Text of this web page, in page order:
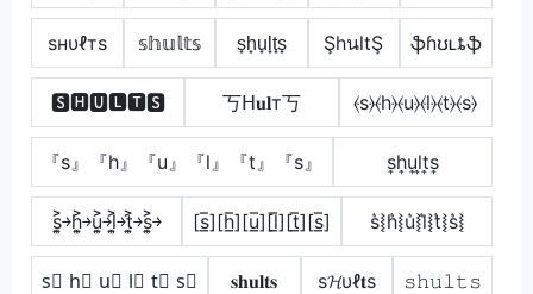
ѕнυℓтѕ 𝕤𝕙𝕦𝕝𝕥𝕤 s̟h̟u̟l̟t̟s̟ ŞhนltŞ ֆɦʊʟȶֆ
🆂🅷🆄🅻🆃🆂 丂ᕼ𝐮𝐥т丂 ⦑s⦒⦑h⦒⦑u⦒⦑l⦒⦑t⦒⦑s⦒
『s』『h』『u』『l』『t』『s』 s͎h͎u͎l͎t͎s͎
s͎͍͐￫h͎͍͐￫u͎͍͐￫l͎͍͐￫t͎͍͐￫s͎͍͐￫ [s̲̅][h̲̅][u̲̅][l̲̅][t̲̅][s̲̅] s͛⦚h͛⦚u͛⦚l͛⦚t͛⦚s͛⦚
s⃣ h⃣ u⃣ l⃣ t⃣ s⃣ 𝐬𝐡𝐮𝐥𝐭𝐬 ѕ𝓗υℓ𝐭ѕ 𝚜𝚑𝚞𝚕𝚝𝚜